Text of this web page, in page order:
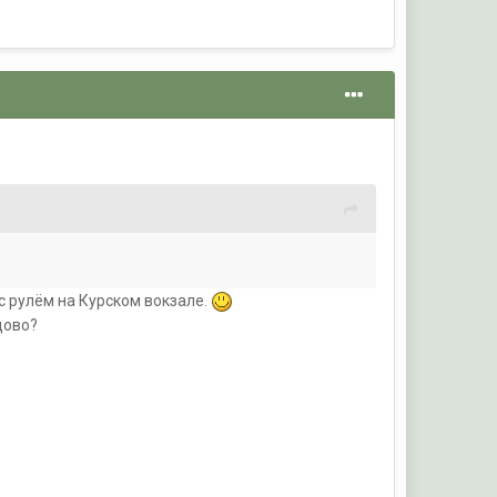
рулём на Курском вокзале.